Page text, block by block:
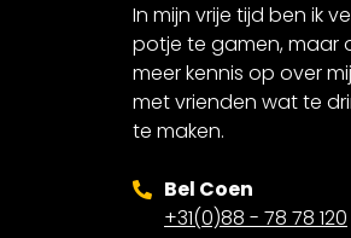
In mijn vrije tijd ben ik
potje te gamen, maar
meer kennis op over
met vrienden wat te
te maken.
Bel Coen
+31(0)88 - 78 78 120